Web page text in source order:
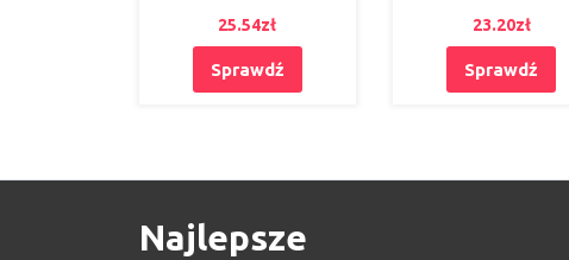
25.54zł
Sprawdź
23.20zł
Sprawdź
Najlepsze